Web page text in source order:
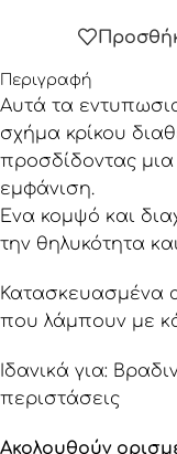
Περιγραφή
Αυτά τα
σχήμα κρίκου
προσδίδοντας μια
εμφάνιση.
Ένα κομψό και
την θηλυκότητα
Κατασκευασμένα
που λάμπουν με
Ιδανικά για:
περιστάσεις
Ακολουθούν